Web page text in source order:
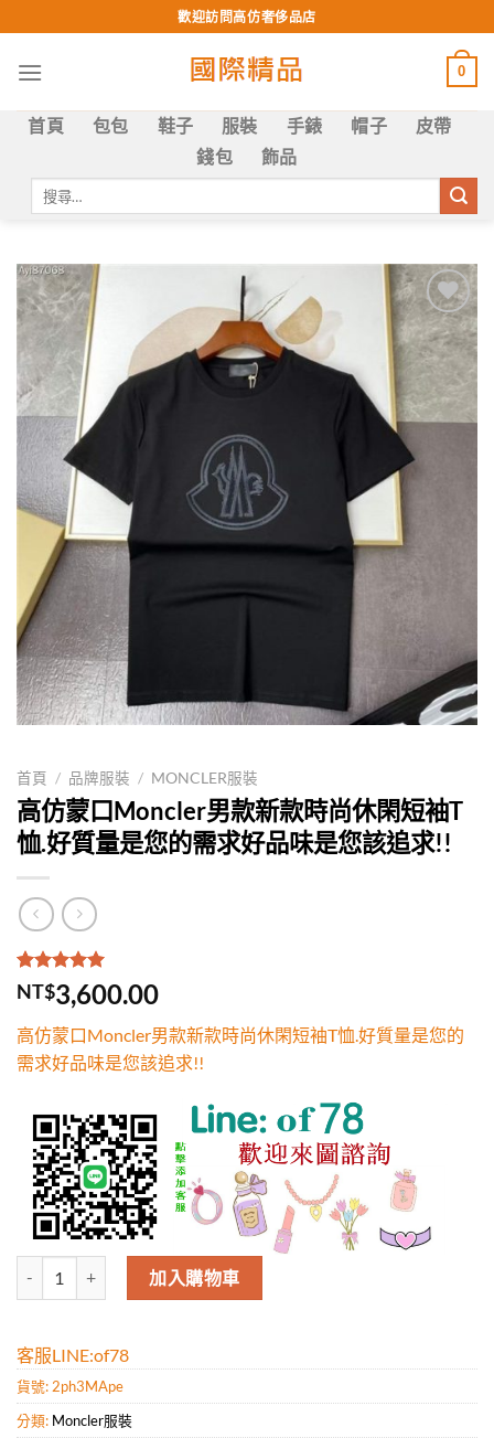
to
content
歡迎訪問高仿奢侈品店
0
首頁 包包 鞋子 服裝 手錶 帽子
皮帶
錢包
飾品
字:
Add to
wishlist
首頁 / 品牌服裝 / MONCLER服裝
高仿蒙口Moncler男款新款時尚休閑短袖T
恤.好質量是您的需求好品味是您該追求!!
評分5.00/
5，已有
1
位
分
NT$3,600.00
高仿蒙口Moncler男款新款時尚休閑短袖T恤.好質量是您的
需求好品味是您該追求!!
高仿蒙口Moncler男款新款時尚休閑短袖T恤.好質量是您的需求好品
加入購物車
客服LINE:of78
貨號: 2ph3MApe
分類: Moncler服裝